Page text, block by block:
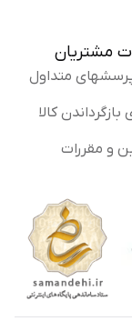
متداول
کالا
مقررات